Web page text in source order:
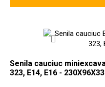
Senila cauciuc
323, E14, E16 -